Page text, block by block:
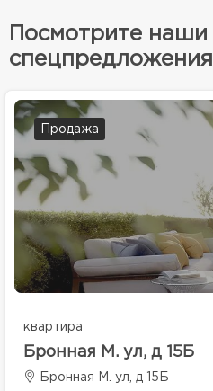
Посмотрите наши
спецпредложения
Продажа
квартира
Бронная М. ул, д 15Б
Бронная М. ул, д 15Б